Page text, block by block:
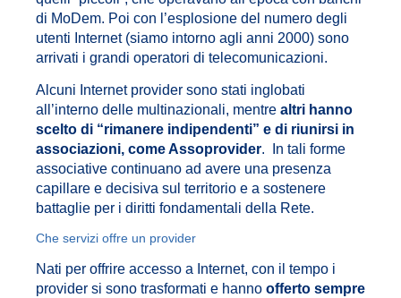
di MoDem. Poi con l’esplosione del numero degli
utenti Internet (siamo intorno agli anni 2000) sono
arrivati i grandi operatori di telecomunicazioni.
Alcuni Internet provider sono stati inglobati
all’interno delle multinazionali, mentre altri hanno
scelto di “rimanere indipendenti” e di riunirsi in
associazioni, come Assoprovider. In tali forme
associative continuano ad avere una presenza
capillare e decisiva sul territorio e a sostenere
battaglie per i diritti fondamentali della Rete.
Che servizi offre un provider
Nati per offrire accesso a Internet, con il tempo i
provider si sono trasformati e hanno offerto sempre